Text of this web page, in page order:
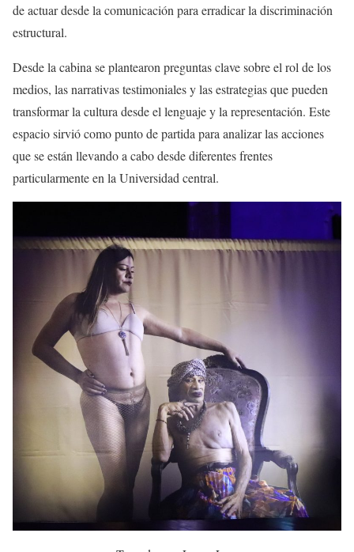
de actuar desde la comunicación para erradicar la discriminación
estructural.
Desde la cabina se plantearon preguntas clave sobre el rol de los
medios, las narrativas testimoniales y las estrategias que pueden
transformar la cultura desde el lenguaje y la representación. Este
espacio sirvió como punto de partida para analizar las acciones
que se están llevando a cabo desde diferentes frentes
particularmente en la Universidad central.